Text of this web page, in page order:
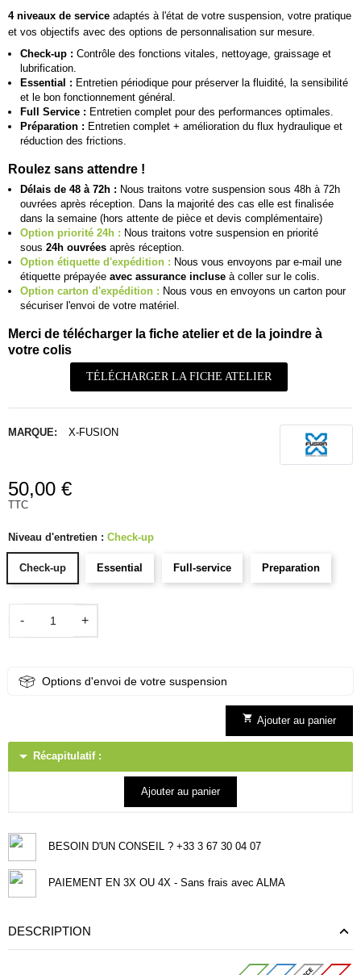
4 niveaux de service adaptés à l'état de votre suspension, votre pratique
et vos objectifs avec des options de personnalisation sur mesure.
Check-up : Contrôle des fonctions vitales, nettoyage, graissage et
lubrification.
Essential : Entretien périodique pour préserver la fluidité, la sensibilité
et le bon fonctionnement général.
Full Service : Entretien complet pour des performances optimales.
Préparation : Entretien complet + amélioration du flux hydraulique et
réduction des frictions.
Roulez sans attendre !
Délais de 48 à 72h : Nous traitons votre suspension sous 48h à 72h
ouvrées après réception. Dans la majorité des cas elle est finalisée
dans la semaine (hors attente de pièce et devis complémentaire)
Option priorité 24h : Nous traitons votre suspension en priorité
sous 24h ouvrées après réception.
Option étiquette d'expédition : Nous vous envoyons par e-mail une
étiquette prépayée avec assurance incluse à coller sur le colis.
Option carton d'expédition : Nous vous en envoyons un carton pour
sécuriser l'envoi de votre matériel.
Merci de télécharger la fiche atelier et de la joindre à
votre colis
TÉLÉCHARGER LA FICHE ATELIER
MARQUE: X-FUSION
50,00 €
TTC
Niveau d'entretien : Check-up
Check-up Essential Full-service Preparation
- +
Options d'envoi de votre suspension
 Ajouter au panier
arrow_drop_down Récapitulatif :
Ajouter au panier
BESOIN D'UN CONSEIL ? +33 3 67 30 04 07
PAIEMENT EN 3X OU 4X - Sans frais avec ALMA
DESCRIPTION